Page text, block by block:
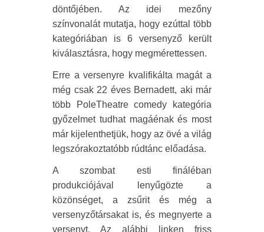
döntőjében. Az idei mezőny
színvonalát mutatja, hogy ezúttal több
kategóriában is 6 versenyző került
kiválasztásra, hogy megmérettessen.
Erre a versenyre kvalifikálta magát a
még csak 22 éves Bernadett, aki már
több PoleTheatre comedy kategória
győzelmet tudhat magáénak és most
már kijelenthetjük, hogy az övé a világ
legszórakoztatóbb rúdtánc előadása.
A szombat esti fináléban
produkciójával lenyűgözte a
közönséget, a zsűrit és még a
versenyzőtársakat is, és megnyerte a
versenyt. Az alábbi linken friss